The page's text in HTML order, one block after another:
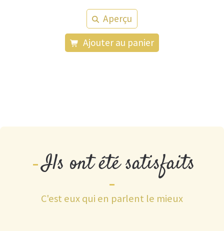
Aperçu
Ajouter au panier
Ils ont été satisfaits
C'est eux qui en parlent le mieux